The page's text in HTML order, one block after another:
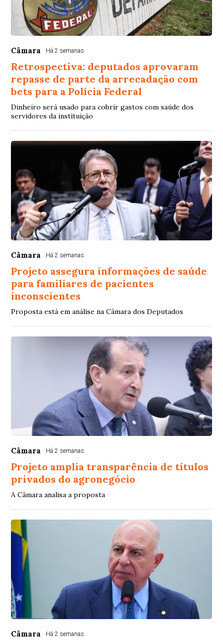
Câmara Há 2 semanas
Retrospectiva: deputados aprovaram
repasse de parte da arrecadação com
bets para a Polícia Federal
Dinheiro será usado para cobrir gastos com saúde dos
servidores da instituição
Câmara Há 2 semanas
Projeto assegura informações de saúde
para familiares de pacientes
inconscientes
Proposta está em análise na Câmara dos Deputados
Câmara Há 2 semanas
Projeto amplia transparência de títulos
privados do agronegócio
A Câmara analisa a proposta
Câmara Há 2 semanas